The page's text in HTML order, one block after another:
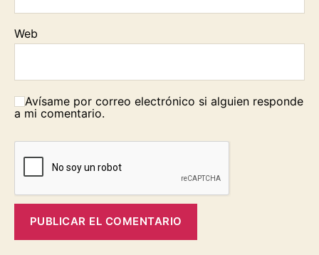
Web
Avísame por correo electrónico si alguien responde
a mi comentario.